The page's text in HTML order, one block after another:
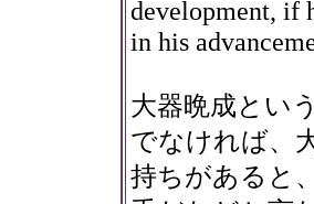
development, if
in his
大器晩成とい
でなければ、
持ちがあると